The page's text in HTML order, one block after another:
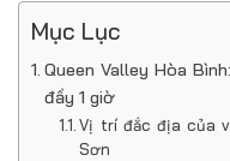
Mục Lục
Queen Valley Hòa
đầy 1 giờ
Vị trí đắc địa của
Sơn